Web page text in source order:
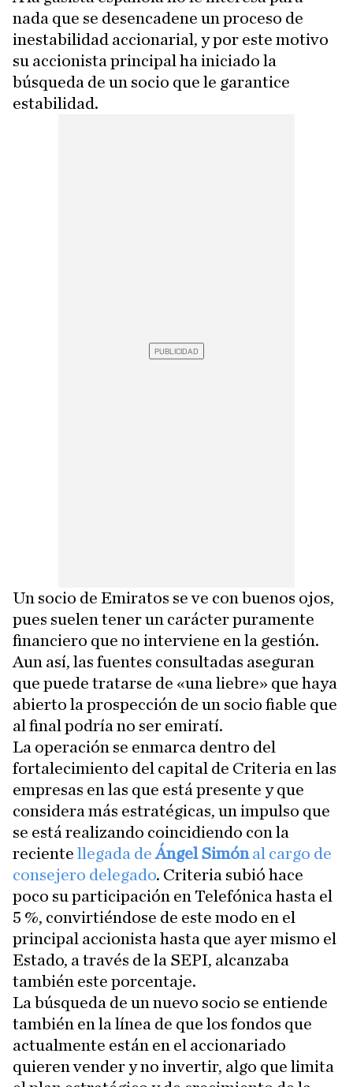
nada que se desencadene un proceso de
inestabilidad accionarial, y por este motivo
su accionista principal ha iniciado la
búsqueda de un socio que le garantice
estabilidad.
Un socio de Emiratos se ve con buenos ojos,
pues suelen tener un carácter puramente
financiero que no interviene en la gestión.
Aun así, las fuentes consultadas aseguran
que puede tratarse de «una liebre» que haya
abierto la prospección de un socio fiable que
al final podría no ser emiratí.
La operación se enmarca dentro del
fortalecimiento del capital de Criteria en las
empresas en las que está presente y que
considera más estratégicas, un impulso que
se está realizando coincidiendo con la
reciente llegada deÁngel Simónal cargo de
consejero delegado. Criteria subió hace
poco su participación en Telefónica hasta el
5 %, convirtiéndose de este modo en el
principal accionista hasta que ayer mismo el
Estado, a través de la SEPI, alcanzaba
también este porcentaje.
La búsqueda de un nuevo socio se entiende
también en la línea de que los fondos que
actualmente están en el accionariado
quieren vender y no invertir, algo que limita